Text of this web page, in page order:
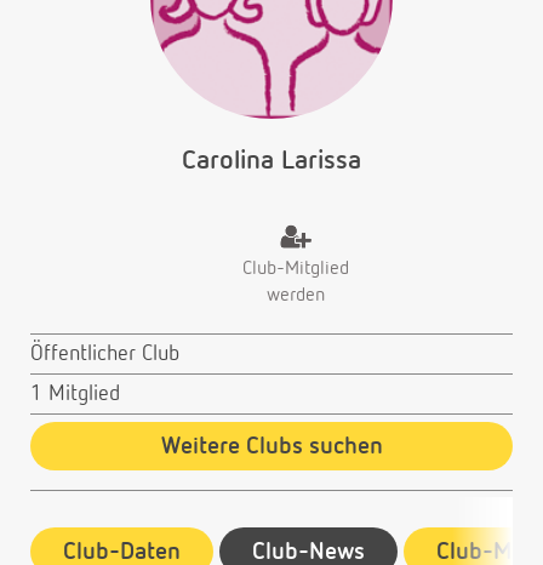
Carolina Larissa
Club-Mitglied
werden
Öffentlicher Club
1 Mitglied
Weitere Clubs suchen
Club-Daten Club-News Club-